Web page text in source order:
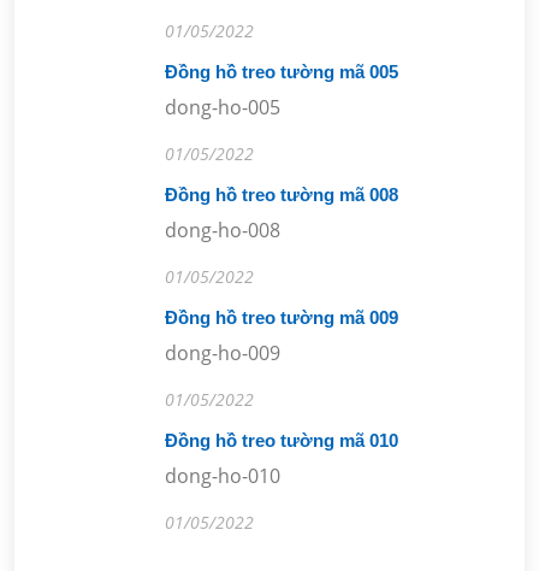
01/05/2022
Đồng hồ treo tường mã 005
dong-ho-005
01/05/2022
Đồng hồ treo tường mã 008
dong-ho-008
01/05/2022
Đồng hồ treo tường mã 009
dong-ho-009
01/05/2022
Đồng hồ treo tường mã 010
dong-ho-010
01/05/2022